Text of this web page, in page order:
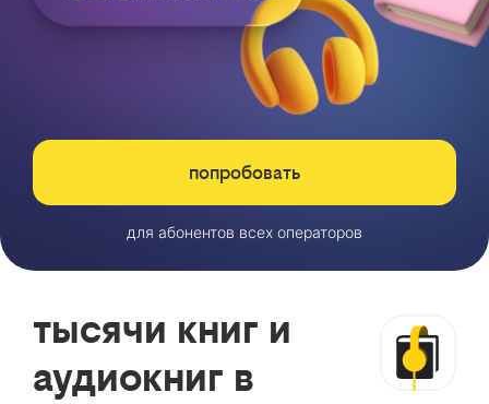
попробовать
для абонентов всех операторов
тысячи книг и
аудиокниг в